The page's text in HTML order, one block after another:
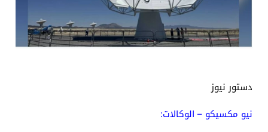
دستور نيوز
نيو مكسيكو – الوكالات: